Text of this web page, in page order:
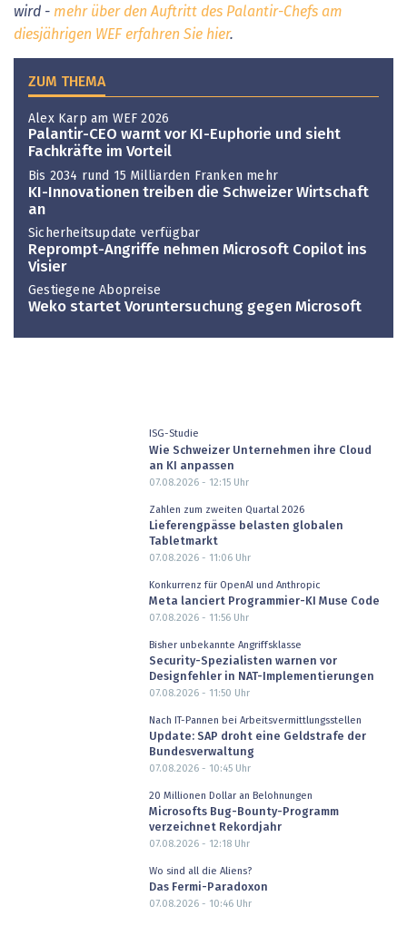
wird - mehr über den Auftritt des Palantir-Chefs am
diesjährigen WEF erfahren Sie hier.
ZUM THEMA
Alex Karp am WEF 2026
Palantir-CEO warnt vor KI-Euphorie und sieht
Fachkräfte im Vorteil
Bis 2034 rund 15 Milliarden Franken mehr
KI-Innovationen treiben die Schweizer Wirtschaft
an
Sicherheitsupdate verfügbar
Reprompt-Angriffe nehmen Microsoft Copilot ins
Visier
Gestiegene Abopreise
Weko startet Voruntersuchung gegen Microsoft
ISG-Studie
Wie Schweizer Unternehmen ihre Cloud
an KI anpassen
07.08.2026 - 12:15Uhr
Zahlen zum zweiten Quartal 2026
Lieferengpässe belasten globalen
Tabletmarkt
07.08.2026 - 11:06Uhr
Konkurrenz für OpenAI und Anthropic
Meta lanciert Programmier-KI Muse Code
07.08.2026 - 11:56Uhr
Bisher unbekannte Angriffsklasse
Security-Spezialisten warnen vor
Designfehler in NAT-Implementierungen
07.08.2026 - 11:50 Uhr
Nach IT-Pannen bei Arbeitsvermittlungsstellen
Update: SAP droht eine Geldstrafe der
Bundesverwaltung
07.08.2026 - 10:45Uhr
20 Millionen Dollar an Belohnungen
Microsofts Bug-Bounty-Programm
verzeichnet Rekordjahr
07.08.2026 - 12:18Uhr
Wo sind all die Aliens?
Das Fermi-Paradoxon
07.08.2026 - 10:46Uhr